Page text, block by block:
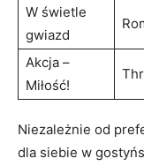
W świetle
gwiazd
Akcja –
Miłość!
Niezależnie od
dla siebie w